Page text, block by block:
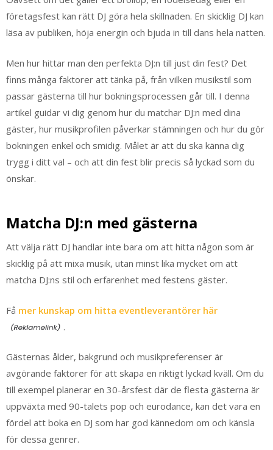
företagsfest kan rätt DJ göra hela skillnaden. En skicklig DJ kan
läsa av publiken, höja energin och bjuda in till dans hela natten.
Men hur hittar man den perfekta DJ:n till just din fest? Det
finns många faktorer att tänka på, från vilken musikstil som
passar gästerna till hur bokningsprocessen går till. I denna
artikel guidar vi dig genom hur du matchar DJ:n med dina
gäster, hur musikprofilen påverkar stämningen och hur du gör
bokningen enkel och smidig. Målet är att du ska känna dig
trygg i ditt val – och att din fest blir precis så lyckad som du
önskar.
Matcha DJ:n med gästerna
Att välja rätt DJ handlar inte bara om att hitta någon som är
skicklig på att mixa musik, utan minst lika mycket om att
matcha DJ:ns stil och erfarenhet med festens gäster.
Få mer kunskap om hitta eventleverantörer här
.
Gästernas ålder, bakgrund och musikpreferenser är
avgörande faktorer för att skapa en riktigt lyckad kväll. Om du
till exempel planerar en 30-årsfest där de flesta gästerna är
uppväxta med 90-talets pop och eurodance, kan det vara en
fördel att boka en DJ som har god kännedom om och känsla
för dessa genrer.